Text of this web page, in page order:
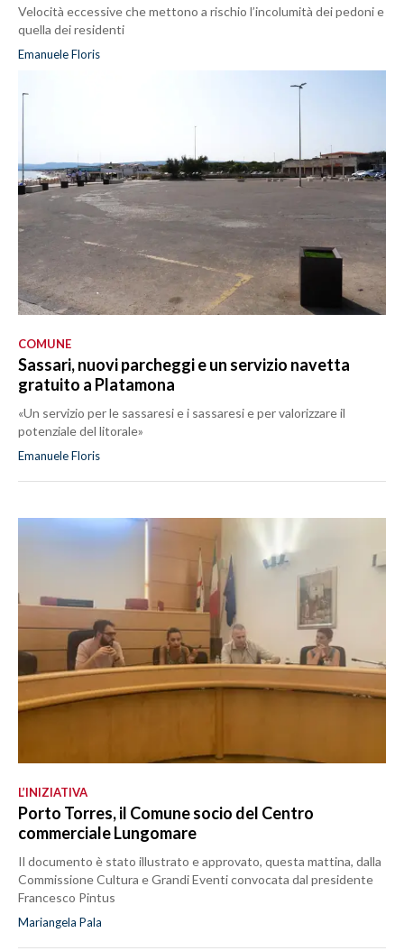
Velocità eccessive che mettono a rischio l’incolumità dei pedoni e
quella dei residenti
Emanuele Floris
COMUNE
Sassari, nuovi parcheggi e un servizio navetta
gratuito a Platamona
«Un servizio per le sassaresi e i sassaresi e per valorizzare il
potenziale del litorale»
Emanuele Floris
L’INIZIATIVA
Porto Torres, il Comune socio del Centro
commerciale Lungomare
Il documento è stato illustrato e approvato, questa mattina, dalla
Commissione Cultura e Grandi Eventi convocata dal presidente
Francesco Pintus
Mariangela Pala